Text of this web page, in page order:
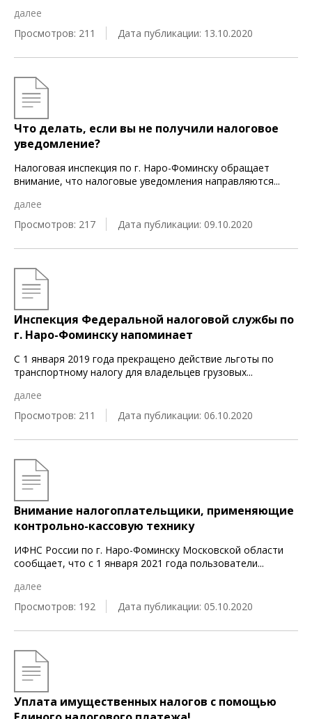
далее
Просмотров: 211
Дата публикации: 13.10.2020
Что делать, если вы не получили налоговое
уведомление?
Налоговая инспекция по г. Наро-Фоминску обращает
внимание, что налоговые уведомления направляются...
далее
Просмотров: 217
Дата публикации: 09.10.2020
Инспекция Федеральной налоговой службы по
г. Наро-Фоминску напоминает
С 1 января 2019 года прекращено действие льготы по
транспортному налогу для владельцев грузовых...
далее
Просмотров: 211
Дата публикации: 06.10.2020
Внимание налогоплательщики, применяющие
контрольно-кассовую технику
ИФНС России по г. Наро-Фоминску Московской области
сообщает, что с 1 января 2021 года пользователи...
далее
Просмотров: 192
Дата публикации: 05.10.2020
Уплата имущественных налогов с помощью